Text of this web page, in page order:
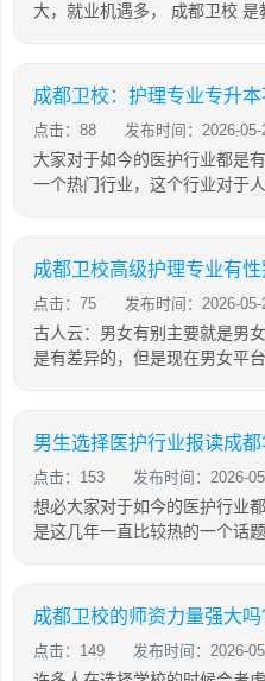
大，就业机遇多， 成都卫校 是
成都卫校：护理专业专升
点击：88 发布时间：2026-05-
大家对于如今的医护行业都是
一个热门行业，这个行业对于
成都卫校高级护理专业有
点击：75 发布时间：2026-05-
古人云：男女有别主要就是男
是有差异的，但是现在男女平
男生选择医护行业报读成
点击：153 发布时间：2026-
想必大家对于如今的医护行业
是这几年一直比较热的一个话
成都卫校的师资力量强大吗
点击：149 发布时间：2026-